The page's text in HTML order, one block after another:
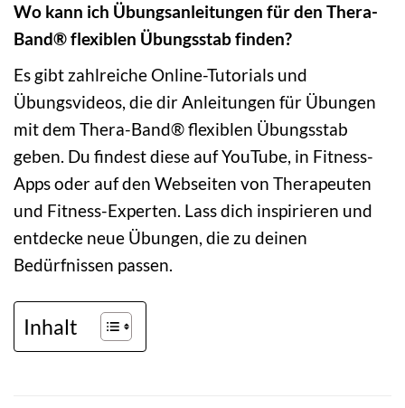
Wo kann ich Übungsanleitungen für den Thera-
Band® flexiblen Übungsstab finden?
Es gibt zahlreiche Online-Tutorials und
Übungsvideos, die dir Anleitungen für Übungen
mit dem Thera-Band® flexiblen Übungsstab
geben. Du findest diese auf YouTube, in Fitness-
Apps oder auf den Webseiten von Therapeuten
und Fitness-Experten. Lass dich inspirieren und
entdecke neue Übungen, die zu deinen
Bedürfnissen passen.
Inhalt